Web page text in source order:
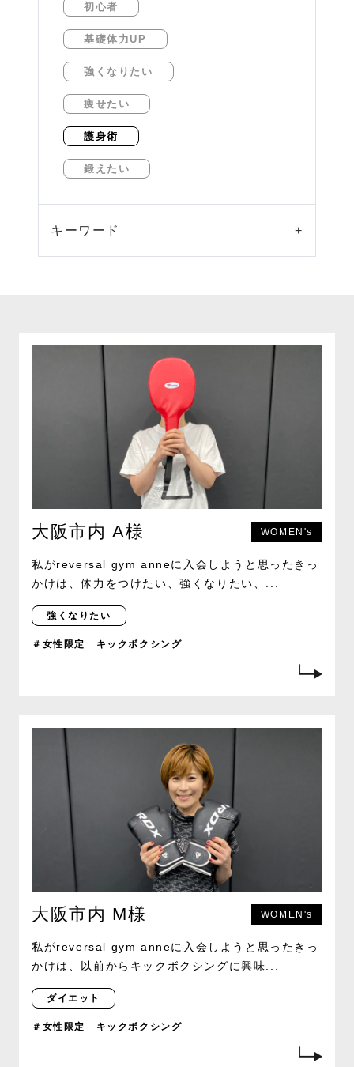
初心者
基礎体力UP
強くなりたい
痩せたい
護身術
鍛えたい
キーワード +
大阪市内 A様 WOMEN's
私がreversal gym anneに入会しようと思ったきっ
かけは、体力をつけたい、強くなりたい、...
強くなりたい
＃女性限定 キックボクシング
大阪市内 M様 WOMEN's
私がreversal gym anneに入会しようと思ったきっ
かけは、以前からキックボクシングに興味...
ダイエット
＃女性限定 キックボクシング